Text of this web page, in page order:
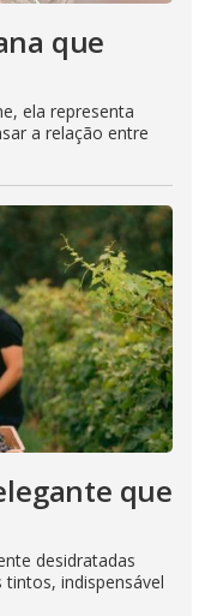
que
ela representa
a relação entre
que
desidratadas
indispensável